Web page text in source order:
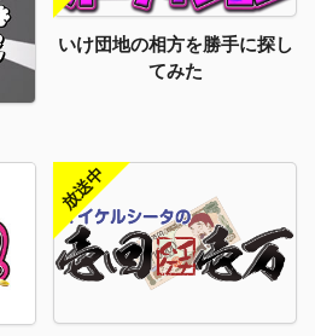
いけ団地の相方を勝手に探し
てみた